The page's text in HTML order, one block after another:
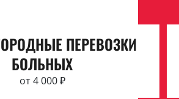
ПЕРЕВОЗКИ
БОЛЬНЫХ
от 4 000 ₽